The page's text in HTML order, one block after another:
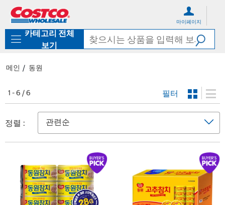
로
기
가
마이페이지
카테고리 전체
보기
메인 동원
1 - 6 / 6 필터
정렬 :